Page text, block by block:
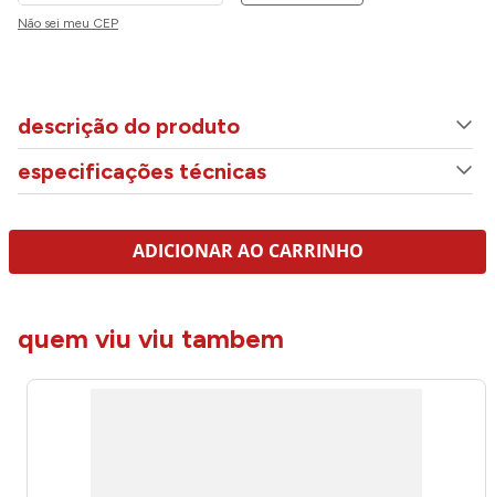
Não sei meu CEP
descrição do produto
especificações técnicas
ADICIONAR AO CARRINHO
quem viu viu tambem